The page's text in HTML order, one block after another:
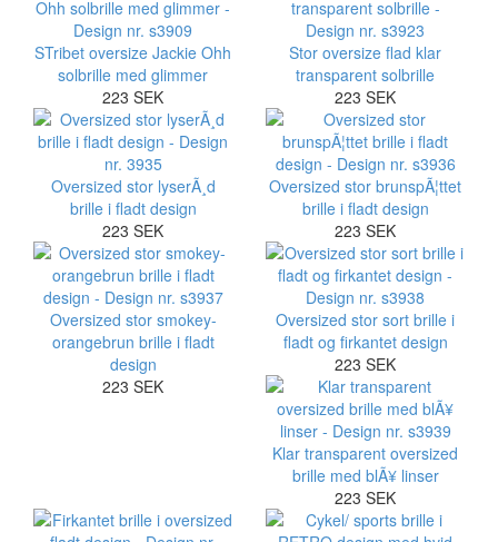
STribet oversize Jackie Ohh
solbrille med glimmer
223 SEK
Stor oversize flad klar
transparent solbrille
223 SEK
Oversized stor lyserÃ¸d
brille i fladt design
223 SEK
Oversized stor brunspÃ¦ttet
brille i fladt design
223 SEK
Oversized stor smokey-
orangebrun brille i fladt
design
223 SEK
Oversized stor sort brille i
fladt og firkantet design
223 SEK
Klar transparent oversized
brille med blÃ¥ linser
223 SEK